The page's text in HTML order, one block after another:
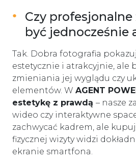
Czy
być jednocześnie
Tak. Dobra fotografia
estetycznie i atrakcyjnie, ale
zmieniania jej wyglądu czy
elementów. W AGENT
estetykę z prawdą – nasze
wideo czy interaktywne
zachwycać kadrem, ale
fizycznej wizyty widzi
ekranie smartfona.